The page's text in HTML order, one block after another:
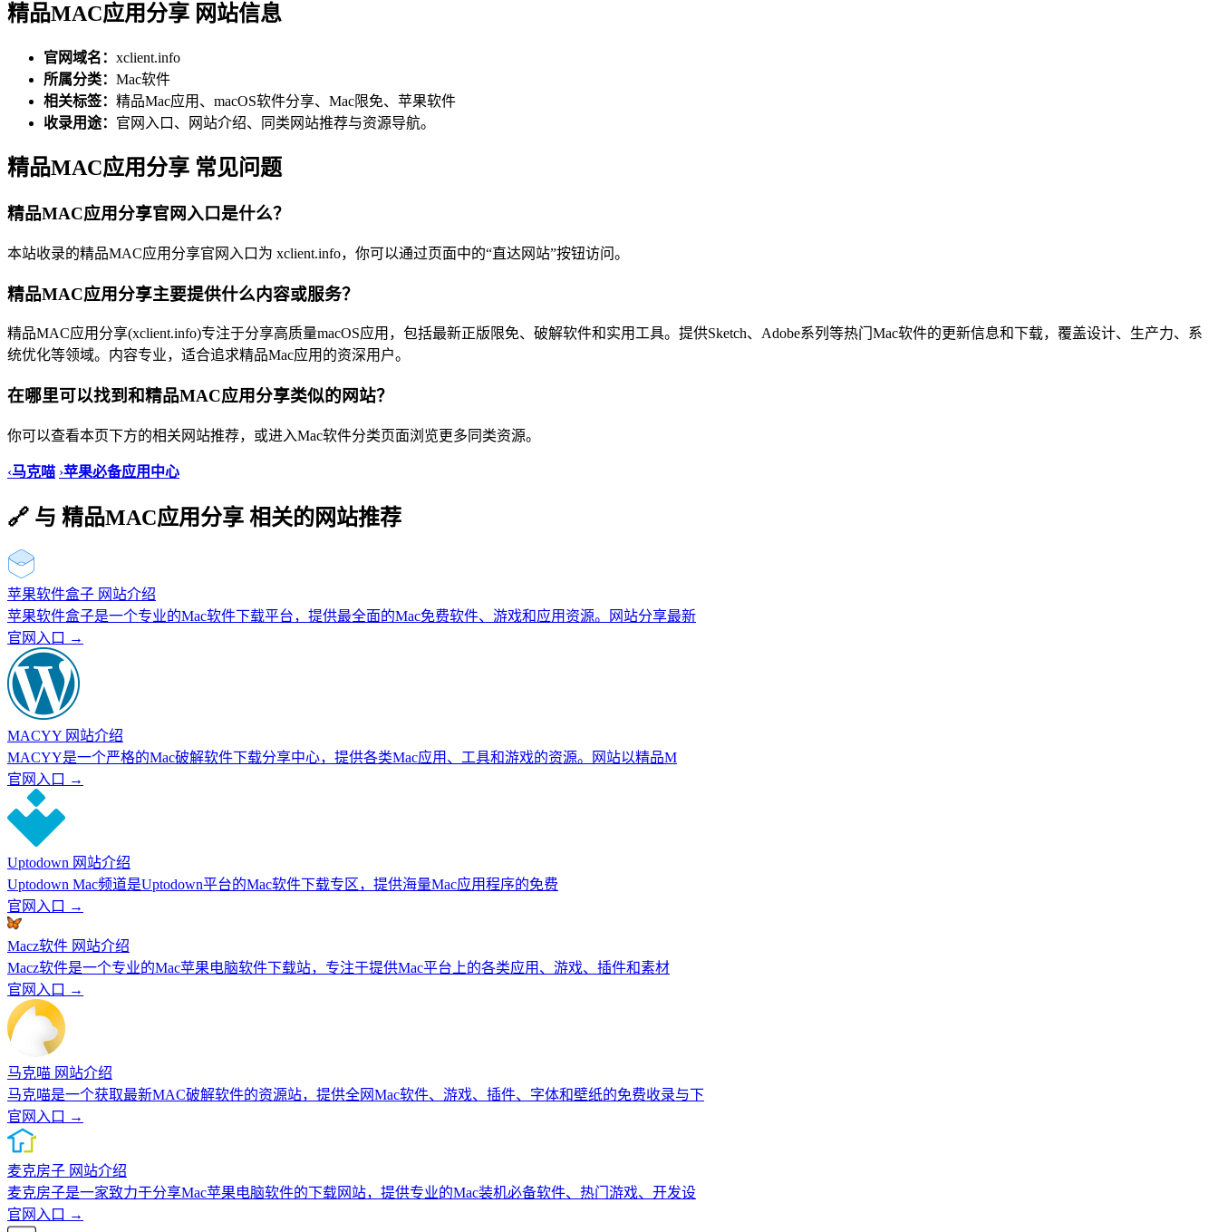
精品MAC应用分享 网站信息
官网域名： xclient.info
所属分类： Mac软件
相关标签： 精品Mac应用、macOS软件分享、Mac限免、苹果软件
收录用途： 官网入口、网站介绍、同类网站推荐与资源导航。
精品MAC应用分享 常见问题
精品MAC应用分享官网入口是什么？
本站收录的精品MAC应用分享官网入口为 xclient.info，你可以通过页面中的“直达网站”按钮访问。
精品MAC应用分享主要提供什么内容或服务？
精品MAC应用分享(xclient.info)专注于分享高质量macOS应用，包括最新正版限免、破解软件和实用工具。提供Sketch、Adobe系列等热门Mac软件的更新信息和下载，覆盖设计、生产力、系
统优化等领域。内容专业，适合追求精品Mac应用的资深用户。
在哪里可以找到和精品MAC应用分享类似的网站？
你可以查看本页下方的相关网站推荐，或进入Mac软件分类页面浏览更多同类资源。
‹马克喵 ›苹果必备应用中心
🔗 与 精品MAC应用分享 相关的网站推荐
苹果软件盒子 网站介绍
苹果软件盒子是一个专业的Mac软件下载平台，提供最全面的Mac免费软件、游戏和应用资源。网站分享最新
官网入口 →
MACYY 网站介绍
MACYY是一个严格的Mac破解软件下载分享中心，提供各类Mac应用、工具和游戏的资源。网站以精品M
官网入口 →
Uptodown 网站介绍
Uptodown Mac频道是Uptodown平台的Mac软件下载专区，提供海量Mac应用程序的免费
官网入口 →
Macz软件 网站介绍
Macz软件是一个专业的Mac苹果电脑软件下载站，专注于提供Mac平台上的各类应用、游戏、插件和素材
官网入口 →
马克喵 网站介绍
马克喵是一个获取最新MAC破解软件的资源站，提供全网Mac软件、游戏、插件、字体和壁纸的免费收录与下
官网入口 →
麦克房子 网站介绍
麦克房子是一家致力于分享Mac苹果电脑软件的下载网站，提供专业的Mac装机必备软件、热门游戏、开发设
官网入口 →